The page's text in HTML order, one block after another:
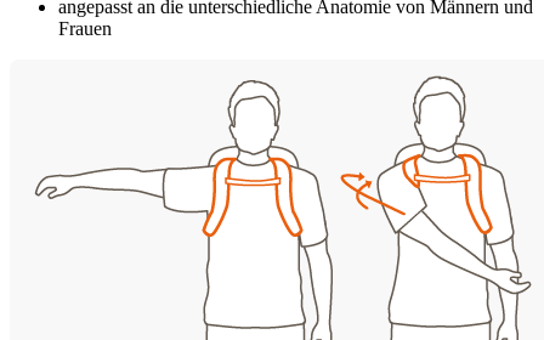
angepasst an die unterschiedliche Anatomie von Männern und
Frauen